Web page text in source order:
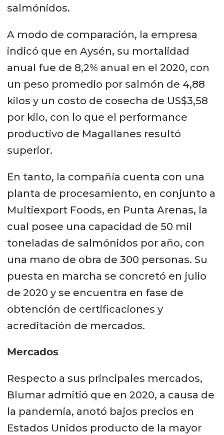
salmónidos.
A modo de comparación, la empresa
indicó que en Aysén, su mortalidad
anual fue de 8,2% anual en el 2020, con
un peso promedio por salmón de 4,88
kilos y un costo de cosecha de US$3,58
por kilo, con lo que el performance
productivo de Magallanes resultó
superior.
En tanto, la compañía cuenta con una
planta de procesamiento, en conjunto a
Multiexport Foods, en Punta Arenas, la
cual posee una capacidad de 50 mil
toneladas de salmónidos por año, con
una mano de obra de 300 personas. Su
puesta en marcha se concretó en julio
de 2020 y se encuentra en fase de
obtención de certificaciones y
acreditación de mercados.
Mercados
Respecto a sus principales mercados,
Blumar admitió que en 2020, a causa de
la pandemia, anotó bajos precios en
Estados Unidos producto de la mayor